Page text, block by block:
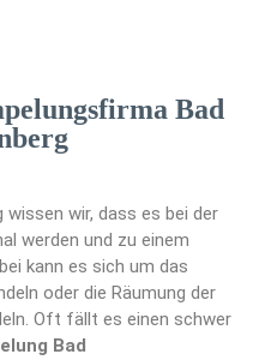
Bad
wissen wir, dass es bei der
werden und zu einem
kann es sich um das
oder die Räumung der
Oft fällt es einen schwer
Bad